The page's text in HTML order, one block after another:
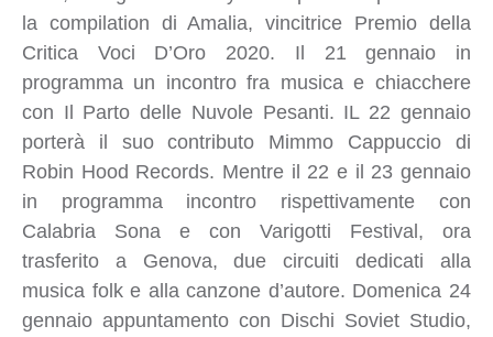
la compilation di Amalia, vincitrice Premio della
Critica Voci D’Oro 2020. Il 21 gennaio in
programma un incontro fra musica e chiacchere
con Il Parto delle Nuvole Pesanti. IL 22 gennaio
porterà il suo contributo Mimmo Cappuccio di
Robin Hood Records. Mentre il 22 e il 23 gennaio
in programma incontro rispettivamente con
Calabria Sona e con Varigotti Festival, ora
trasferito a Genova, due circuiti dedicati alla
musica folk e alla canzone d’autore. Domenica 24
gennaio appuntamento con Dischi Soviet Studio,